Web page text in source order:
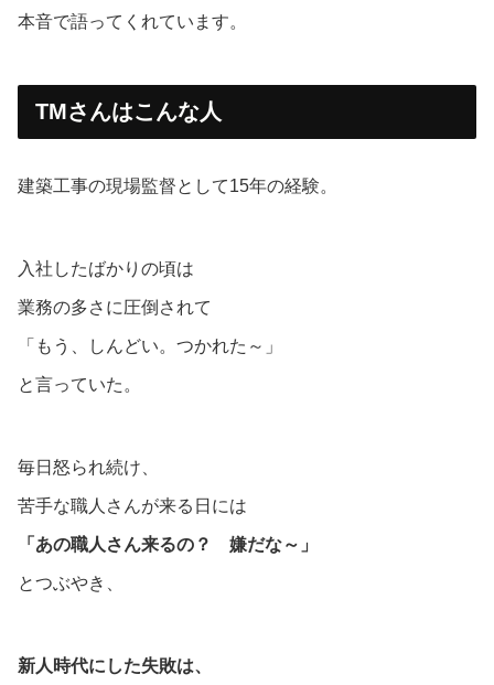
本音で語ってくれています。
TMさんはこんな人
建築工事の現場監督として15年の経験。
入社したばかりの頃は
業務の多さに圧倒されて
「もう、しんどい。つかれた～」
と言っていた。
毎日怒られ続け、
苦手な職人さんが来る日には
「あの職人さん来るの？ 嫌だな～」
とつぶやき、
新人時代にした失敗は、